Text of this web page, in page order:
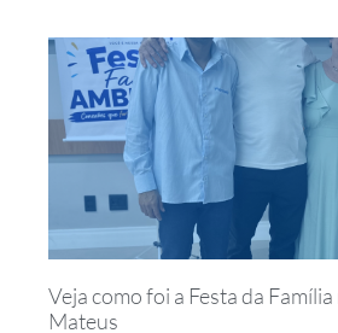
Veja como foi a Festa da Família
Mateus